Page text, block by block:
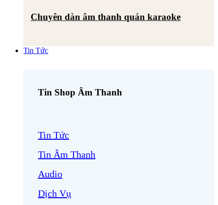
Chuyên dàn âm thanh quán karaoke
Tin Tức
Tin Shop Âm Thanh
Tin Tức
Tin Âm Thanh
Audio
Dịch Vụ